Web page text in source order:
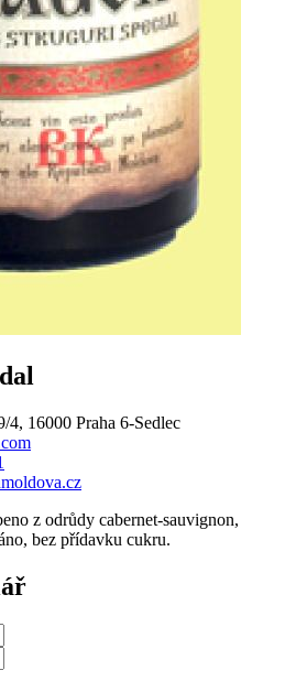
4, 16000 Praha 6-Sedlec
z odrůdy cabernet-sauvignon,
bez přídavku cukru.